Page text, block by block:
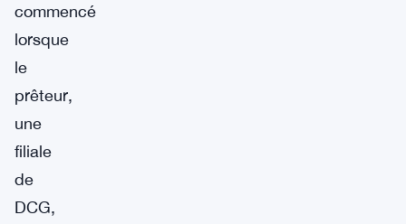
commencé
lorsque
le
prêteur,
une
filiale
de
DCG,